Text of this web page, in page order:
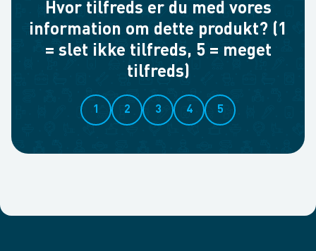
Hvor tilfreds er du med vores
information om dette produkt? (1
= slet ikke tilfreds, 5 = meget
tilfreds)
1 2 3 4 5